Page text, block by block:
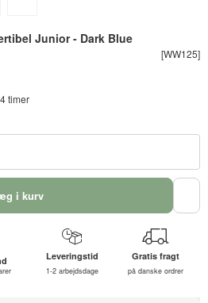
Junior - Dark Blue
[WW125]
timer
i kurv
Leveringstid
1-2 arbejdsdage
Gratis fragt
på danske ordrer